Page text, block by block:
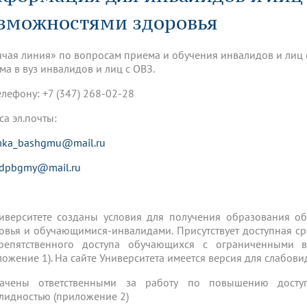
программа развития
Антитеррор
граждан Фотогалерея
Расписание
аккредитационный
Научно-образовательный
«Нижневолжский»
для студентов
проекты
исследования и
ЛЭК
Диссертационные советы
мегагранта Полезные интернет-ссылки
университетов
БГМУ
обучающихся БГМУ
Профсоюзный комитет
выпускников Работа музеев на кафедрах
БГМУ - ВУЗ здорового образа
отделение «Движение
здоровья
линия» по вопросам приема и обучения инвалидов и
в вуз инвалидов и лиц с ОВЗ.
+7 (347) 268-02-28
эл.почты:
созданы условия для получения образования
и обучающимися-инвалидами. Присутствует доступная
доступа обучающихся с
1). На сайте Университета имеется версия для
ответственными за работу по повышению
(приложение 2)